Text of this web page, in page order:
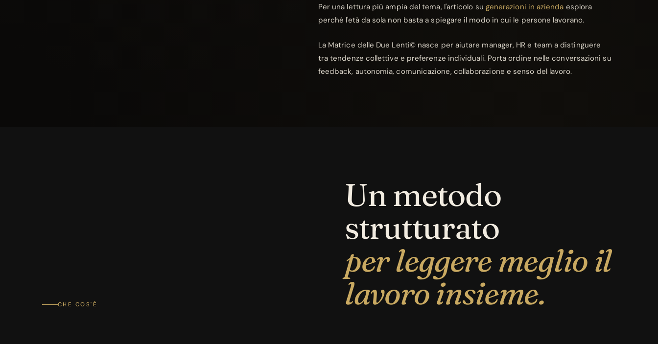
Per una lettura più ampia del tema, l'articolo su generazioni in azienda esplora
perché l'età da sola non basta a spiegare il modo in cui le persone lavorano.
La Matrice delle Due Lenti© nasce per aiutare manager, HR e team a distinguere
tra tendenze collettive e preferenze individuali. Porta ordine nelle conversazioni su
feedback, autonomia, comunicazione, collaborazione e senso del lavoro.
CHE COS'È
Un metodo
strutturato
per leggere meglio il
lavoro insieme.